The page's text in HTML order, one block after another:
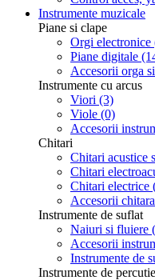
Instrumente muzicale
Piane si clape
Orgi electronice
Piane digitale
Accesorii orga
Instrumente cu arcus
Viori (3)
Viole (0)
Accesorii
Chitari
Chitari acustice
Chitari
Chitari electrice
Accesorii chitara
Instrumente de suflat
Naiuri si fluiere
Accesorii
Instrumente de
Instrumente de percutie